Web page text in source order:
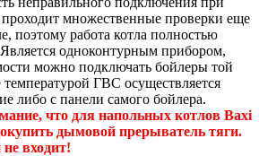
множественные проверки еще
поэтому работа котла полностью
одноконтурным прибором,
можно подключать бойлеры той
ГВС осуществляется
либо с панели самого бойлера.
что для напольных котлов Baxi
дымовой прерыватель тяги.
входит!